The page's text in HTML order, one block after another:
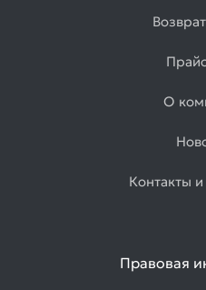
О
Контакты
Правовая